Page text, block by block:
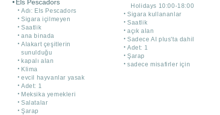
Els Pescadors
Adı: Els Pescadors
Sigara içilmeyen
Saatlik
ana binada
Alakart çeşitlerin
sunulduğu
kapalı alan
Klima
evcil hayvanlar yasak
Adet: 1
Meksika yemekleri
Salatalar
Şarap
Holidays 10:00-18:00
Sigara kullananlar
Saatlik
açık alan
Sadece AI plus'ta dahil
Adet: 1
Şarap
sadece misafirler için